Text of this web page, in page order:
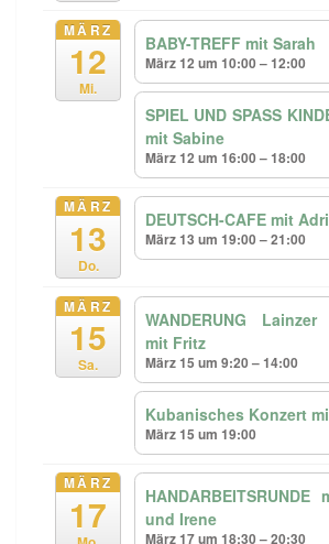
MÄRZ
12
Mi.
BABY-TREFF mit Sarah
März 12 um 10:00 – 12:00
SPIEL UND SPASS
mit Sabine
März 12 um 16:00 – 18:00
MÄRZ
13
Do.
DEUTSCH-CAFE mit
März 13 um 19:00 – 21:00
MÄRZ
15
Sa.
WANDERUNG
mit Fritz
März 15 um 9:20 – 14:00
Kubanisches Konzert
März 15 um 19:00
MÄRZ
17
HANDARBEITSRUNDE
und Irene
März 17 um 18:30 – 20:30